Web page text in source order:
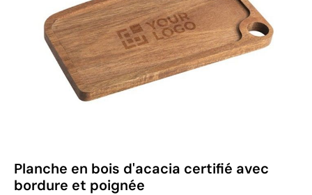
Planche en bois d'acacia certifié avec
bordure et poignée